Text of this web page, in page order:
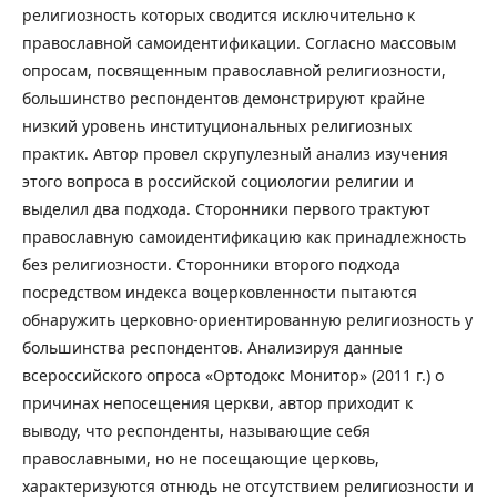
религиозность которых сводится исключительно к
православной самоидентификации. Согласно массовым
опросам, посвященным православной религиозности,
большинство респондентов демонстрируют крайне
низкий уровень институциональных религиозных
практик. Автор провел скрупулезный анализ изучения
этого вопроса в российской социологии религии и
выделил два подхода. Сторонники первого трактуют
православную самоидентификацию как принадлежность
без религиозности. Сторонники второго подхода
посредством индекса воцерковленности пытаются
обнаружить церковно-ориентированную религиозность у
большинства респондентов. Анализируя данные
всероссийского опроса «Ортодокс Монитор» (2011 г.) о
причинах непосещения церкви, автор приходит к
выводу, что респонденты, называющие себя
православными, но не посещающие церковь,
характеризуются отнюдь не отсутствием религиозности и